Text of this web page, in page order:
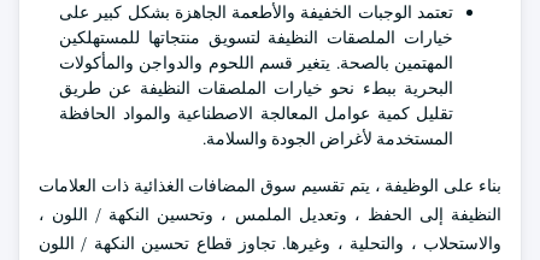
تعتمد الوجبات الخفيفة والأطعمة الجاهزة بشكل كبير على
خيارات الملصقات النظيفة لتسويق منتجاتها للمستهلكين
المهتمين بالصحة. يتغير قسم اللحوم والدواجن والمأكولات
البحرية ببطء نحو خيارات الملصقات النظيفة عن طريق
تقليل كمية عوامل المعالجة الاصطناعية والمواد الحافظة
المستخدمة لأغراض الجودة والسلامة.
بناء على الوظيفة ، يتم تقسيم سوق المضافات الغذائية ذات العلامات
النظيفة إلى الحفظ ، وتعديل الملمس ، وتحسين النكهة / اللون ،
والاستحلاب ، والتحلية ، وغيرها. تجاوز قطاع تحسين النكهة / اللون